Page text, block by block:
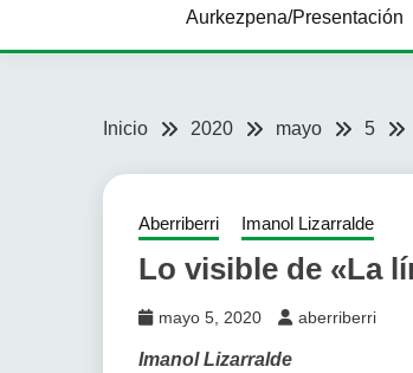
Aurkezpena/Presentación
Inicio 2020 mayo 5
Aberriberri Imanol Lizarralde
Lo visible de «La
mayo 5, 2020 aberriberri
Imanol Lizarralde